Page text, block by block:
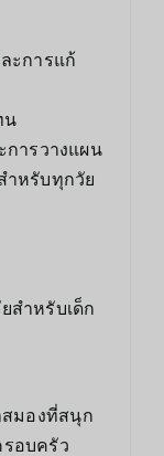
ะการแก้
น
ารวางแผน
ำหรับทุกวัย
ำหรับเด็ก
สมองที่สนุก
อบครัว